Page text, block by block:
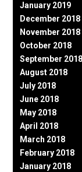
January 2019
December 2018
November 2018
October 2018
September 2018
August 2018
July 2018
June 2018
May 2018
April 2018
March 2018
February 2018
January 2018